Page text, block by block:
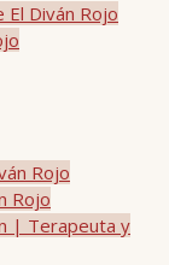
Diván Rojo
Rojo
Rojo
| Terapeuta y